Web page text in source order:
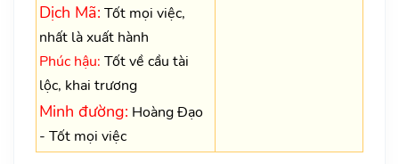
Dịch Mã: Tốt mọi việc,
nhất là xuất hành
Phúc hậu: Tốt về cầu tài
lộc, khai trương
Minh đường: Hoàng Đạo
- Tốt mọi việc